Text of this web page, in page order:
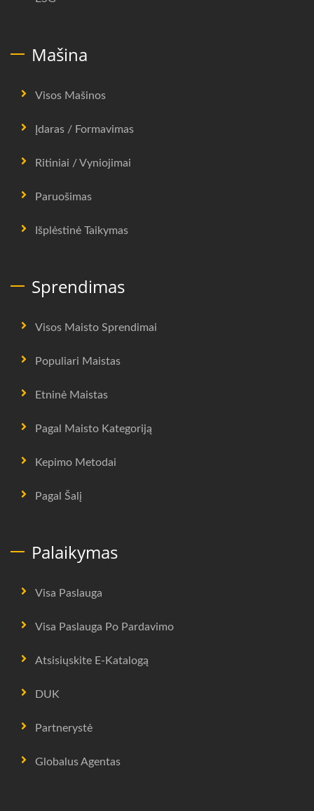
Mašina
Visos Mašinos
Įdaras / Formavimas
Ritiniai / Vyniojimai
Paruošimas
Išplėstinė Taikymas
Sprendimas
Visos Maisto Sprendimai
Populiari Maistas
Etninė Maistas
Pagal Maisto Kategoriją
Kepimo Metodai
Pagal Šalį
Palaikymas
Visa Paslauga
Visa Paslauga Po Pardavimo
Atsisiųskite E-Katalogą
DUK
Partnerystė
Globalus Agentas